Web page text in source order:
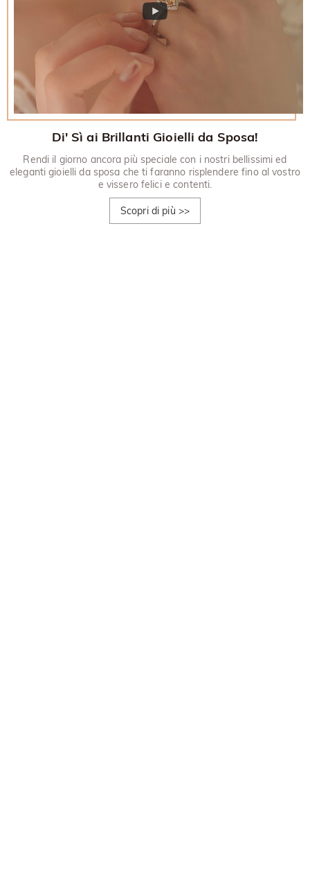
Di' Sì ai Brillanti Gioielli da Sposa!
Rendi il giorno ancora più speciale con i nostri bellissimi ed
eleganti gioielli da sposa che ti faranno risplendere fino al vostro
e vissero felici e contenti.
Scopri di più >>